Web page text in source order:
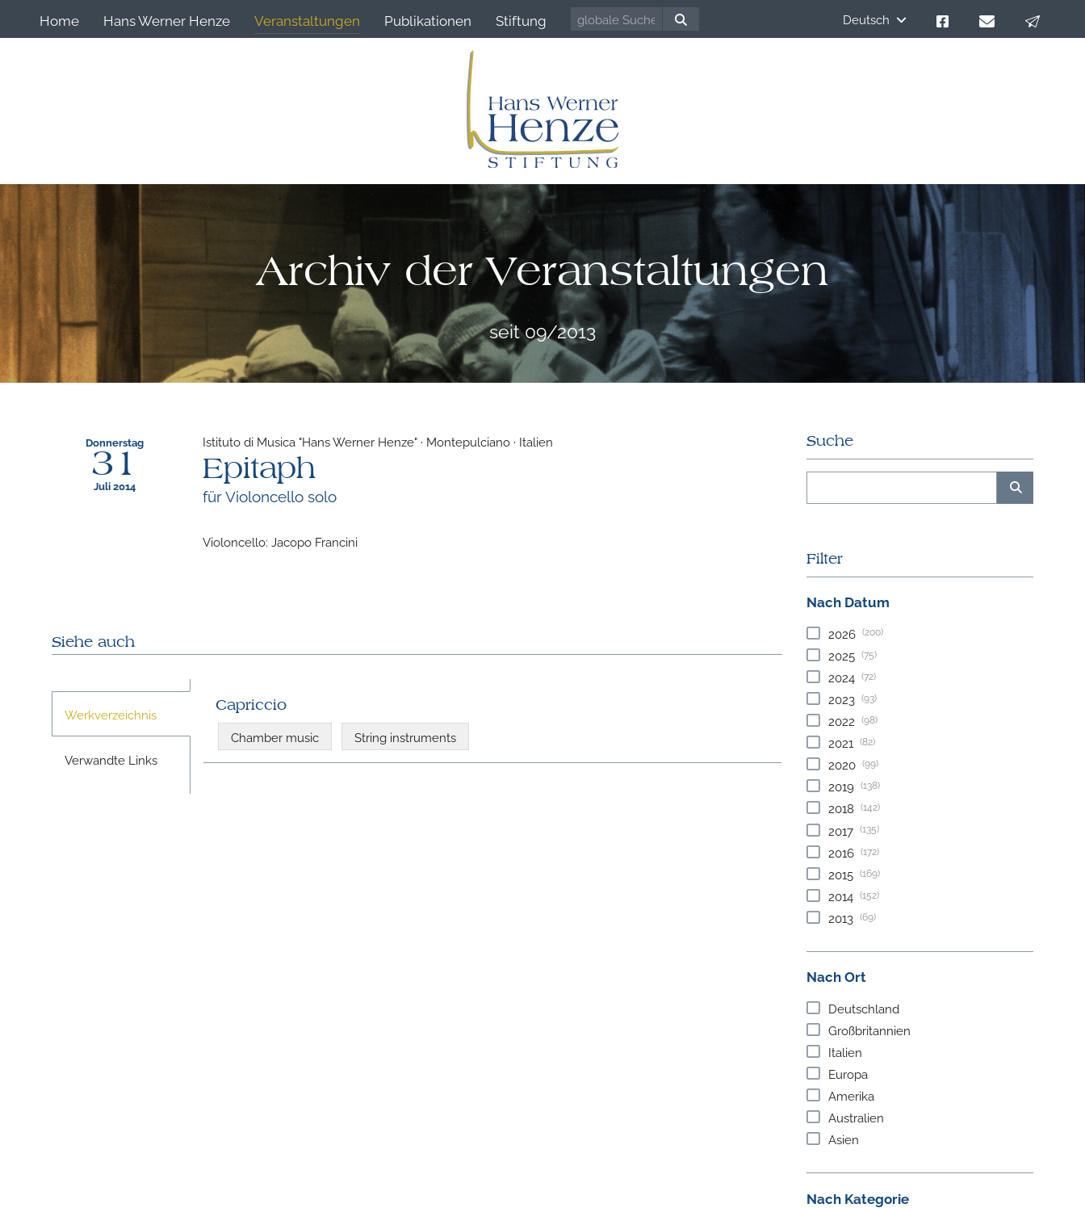
Home Hans Werner Henze Veranstaltungen Publikationen Stiftung Deutsch
Archiv der Veranstaltungen
seit 09/2013
Donnerstag
31
Juli 2014
Istituto di Musica "Hans Werner Henze" · Montepulciano · Italien
Epitaph
für Violoncello solo
Violoncello: Jacopo Francini
Siehe auch
Werkverzeichnis
Verwandte Links
Capriccio
Chamber music String instruments
Suche
Filter
Nach Datum
2026 (200)
2025 (75)
2024 (72)
2023 (93)
2022 (98)
2021 (82)
2020 (99)
2019 (138)
2018 (142)
2017 (135)
2016 (172)
2015 (169)
2014 (152)
2013 (69)
Nach Ort
Deutschland
Großbritannien
Italien
Europa
Amerika
Australien
Asien
Nach Kategorie